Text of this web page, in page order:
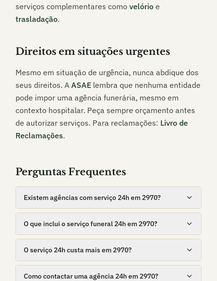
serviços complementares como velório e
trasladação.
Direitos em situações urgentes
Mesmo em situação de urgência, nunca abdique dos
seus direitos. A ASAE lembra que nenhuma entidade
pode impor uma agência funerária, mesmo em
contexto hospitalar. Peça sempre orçamento antes
de autorizar serviços. Para reclamações: Livro de
Reclamações.
Perguntas Frequentes
Existem agências com serviço 24h em 2970?
O que inclui o serviço funeral 24h em 2970?
O serviço 24h custa mais em 2970?
Como contactar uma agência 24h em 2970?